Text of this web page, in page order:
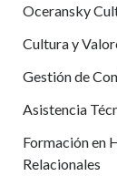
Oceransky
Cultura y
Gestión de
Asistencia
Formación en
Relacionales